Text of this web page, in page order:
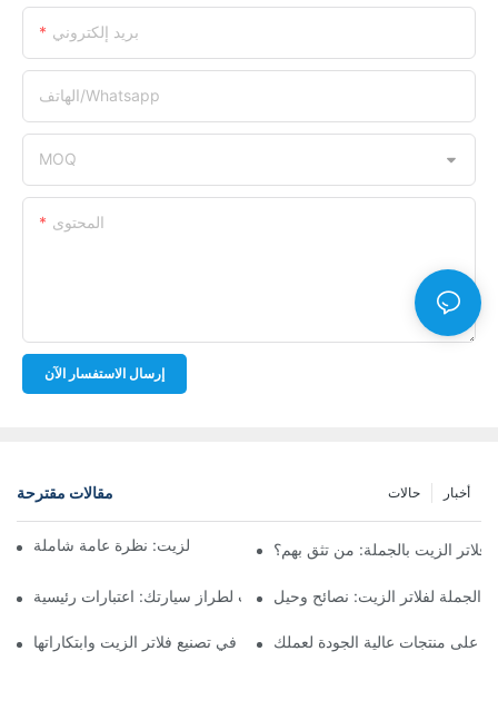
بريد إلكتروني
الهاتف/whatsapp
MOQ
المحتوى
إرسال الاستفسار الآن
مقالات مقترحة أخبار حالات
أفضل شركات تصنيع فلاتر الزيت: نظرة عامة شاملةالزيت بالجملة: من تثق بهم؟
اختيار فلتر الزيت المناسب لطراز سيارتك: اعتبارات رئيسية
الجملة لفلاتر الزيت: نصائح وحيل
تسليط الضوء على الشركات الرائدة في تصنيع فلاتر الزيت وابتكاراتها
على منتجات عالية الجودة لعملك